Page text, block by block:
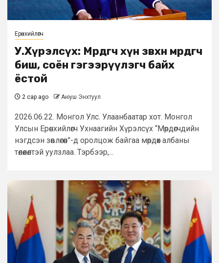
Ерөнхийлөгч
У.Хүрэлсүх: Мөрдөгч хүн зөвхөн мөрдөгч
биш, соён гэгээрүүлэгч байх
ёстой
2 сар ago Аюуш Энхтуул
2026.06.22. Монгол Улс. Улаанбаатар хот. Монгол
Улсын Ерөнхийлөгч Ухнаагийн Хүрэлсүх “Мөрдөгчдийн
нэгдсэн зөвлөгөөн”-д оролцож байгаа мөрдөх албаны
төлөөлөлтэй уулзлаа. Тэрбээр,...